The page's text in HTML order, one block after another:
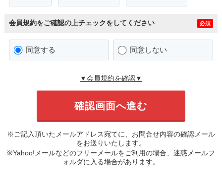
会員規約をご確認の上チェックをしてください 必須
同意する 同意しない
▼会員規約を確認▼
※ご記入頂いたメールアドレス宛てに、お問合せ内容の確認メール
をお送りいたします。
※Yahoo!メールなどのフリーメールをご利用の場合、迷惑メールフ
ォルダに入る場合があります。